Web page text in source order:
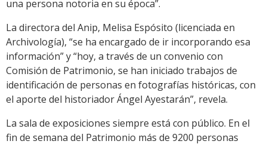
una persona notoria en su época”.
La directora del Anip, Melisa Espósito (licenciada en
Archivología), “se ha encargado de ir incorporando esa
información” y “hoy, a través de un convenio con
Comisión de Patrimonio, se han iniciado trabajos de
identificación de personas en fotografías históricas, con
el aporte del historiador Ángel Ayestarán”, revela.
La sala de exposiciones siempre está con público. En el
fin de semana del Patrimonio más de 9200 personas